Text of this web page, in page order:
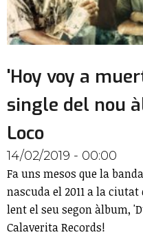
'Hoy voy a
single del nou
Loco
14/02/2019 - 00:00
Fa uns mesos que la
nascuda el 2011 a la
lent el seu segon àlbum,
Calaverita Records!